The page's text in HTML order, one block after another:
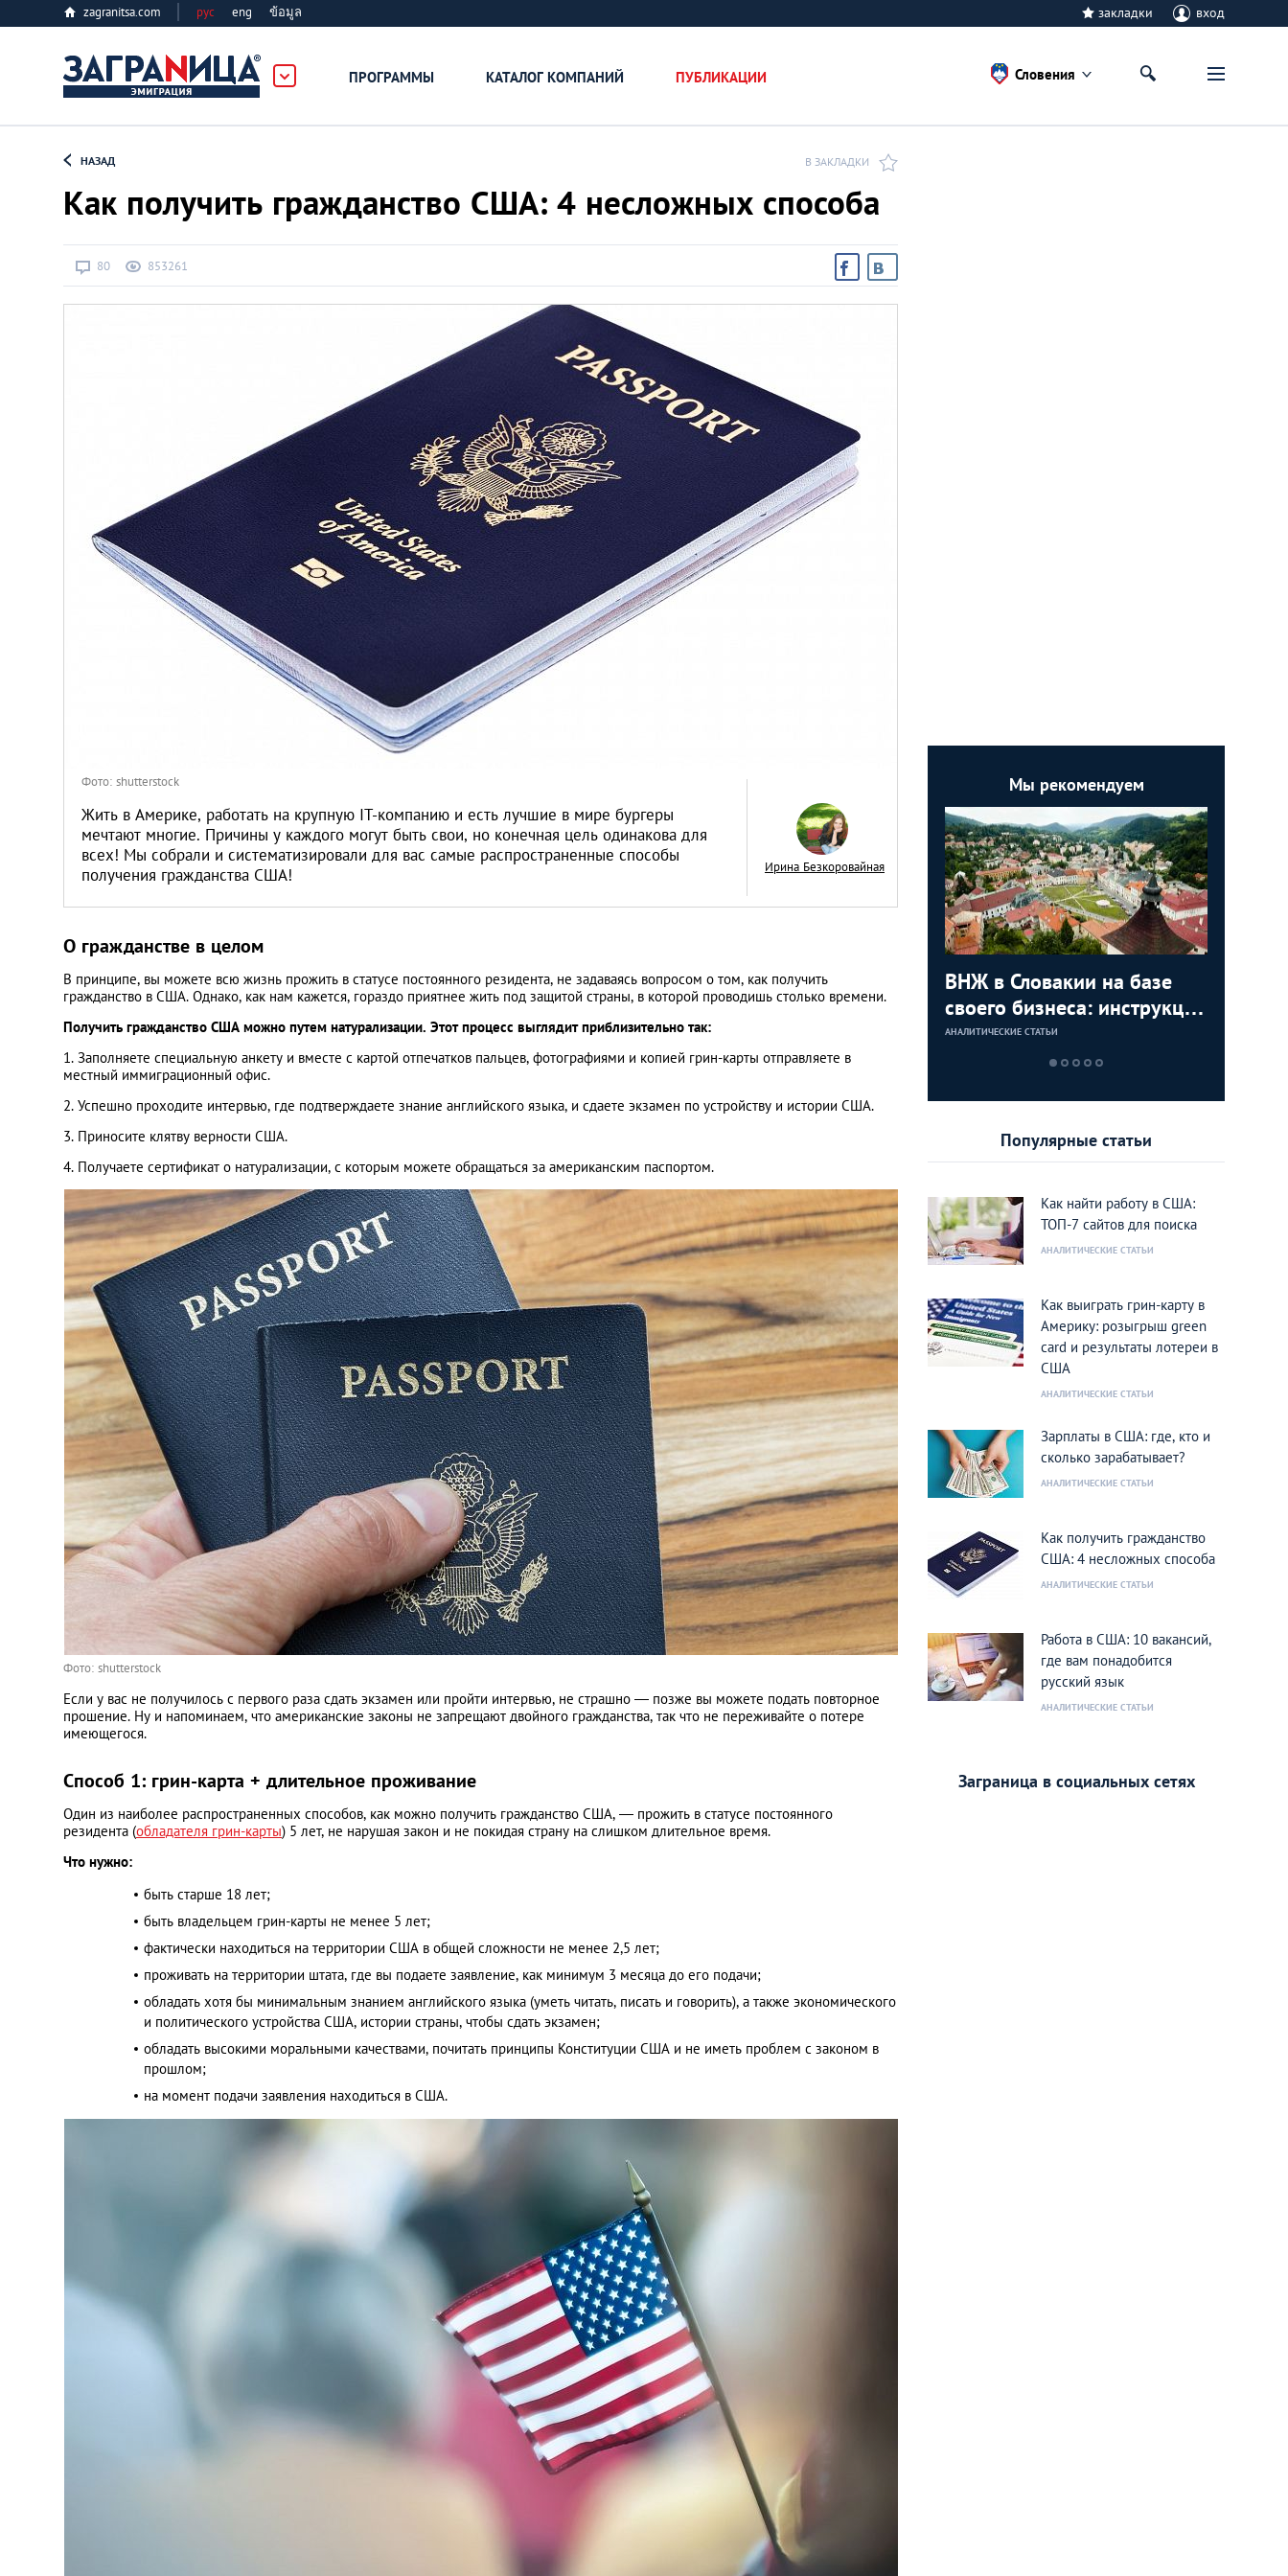
zagranitsa.com рус eng ข้อมูล закладки вход
ПРОГРАММЫ КАТАЛОГ КОМПАНИЙ ПУБЛИКАЦИИ
Все страны
Германия
Греция
Испания
Казахстан
Латвия
Литва
Португалия
Россия
Словения
США
Таиланд
Украина
Франция
Черногория
Эстония
Другие
Словения
НАЗАД В ЗАКЛАДКИ
Как получить гражданство США: 4 несложных способа
80 853261
Фото: shutterstock
Жить в Америке, работать на крупную IT-компанию и есть лучшие в мире бургеры
мечтают многие. Причины у каждого могут быть свои, но конечная цель одинакова для
всех! Мы собрали и систематизировали для вас самые распространенные способы
получения гражданства США!
Ирина Безкоровайная
О гражданстве в целом
В принципе, вы можете всю жизнь прожить в статусе постоянного резидента, не задаваясь вопросом о том, как получить
гражданство в США. Однако, как нам кажется, гораздо приятнее жить под защитой страны, в которой проводишь столько времени.
Получить гражданство США можно путем натурализации. Этот процесс выглядит приблизительно так:
1. Заполняете специальную анкету и вместе с картой отпечатков пальцев, фотографиями и копией грин-карты отправляете в
местный иммиграционный офис.
2. Успешно проходите интервью, где подтверждаете знание английского языка, и сдаете экзамен по устройству и истории США.
3. Приносите клятву верности США.
4. Получаете сертификат о натурализации, с которым можете обращаться за американским паспортом.
Фото: shutterstock
Если у вас не получилось с первого раза сдать экзамен или пройти интервью, не страшно — позже вы можете подать повторное
прошение. Ну и напоминаем, что американские законы не запрещают двойного гражданства, так что не переживайте о потере
имеющегося.
Способ 1: грин-карта + длительное проживание
Один из наиболее распространенных способов, как можно получить гражданство США, — прожить в статусе постоянного
резидента (обладателя грин-карты) 5 лет, не нарушая закон и не покидая страну на слишком длительное время.
Что нужно:
быть старше 18 лет;
быть владельцем грин-карты не менее 5 лет;
фактически находиться на территории США в общей сложности не менее 2,5 лет;
проживать на территории штата, где вы подаете заявление, как минимум 3 месяца до его подачи;
обладать хотя бы минимальным знанием английского языка (уметь читать, писать и говорить), а также экономического
и политического устройства США, истории страны, чтобы сдать экзамен;
обладать высокими моральными качествами, почитать принципы Конституции США и не иметь проблем с законом в
прошлом;
на момент подачи заявления находиться в США.
Мы рекомендуем
ВНЖ в Словакии на базе
своего бизнеса: инструкция
для граждан СНГ
АНАЛИТИЧЕСКИЕ СТАТЬИ
Как открыть бизнес в
Словакии: процедура для
иностранцев
АНАЛИТИЧЕСКИЕ СТАТЬИ
Популярные статьи
Как найти работу в США:
ТОП-7 сайтов для поиска
АНАЛИТИЧЕСКИЕ СТАТЬИ
Как выиграть грин-карту в
Америку: розыгрыш green
card и результаты лотереи в
США
АНАЛИТИЧЕСКИЕ СТАТЬИ
Зарплаты в США: где, кто и
сколько зарабатывает?
АНАЛИТИЧЕСКИЕ СТАТЬИ
Как получить гражданство
США: 4 несложных способа
АНАЛИТИЧЕСКИЕ СТАТЬИ
Работа в США: 10 вакансий,
где вам понадобится
русский язык
АНАЛИТИЧЕСКИЕ СТАТЬИ
Заграница в социальных сетях